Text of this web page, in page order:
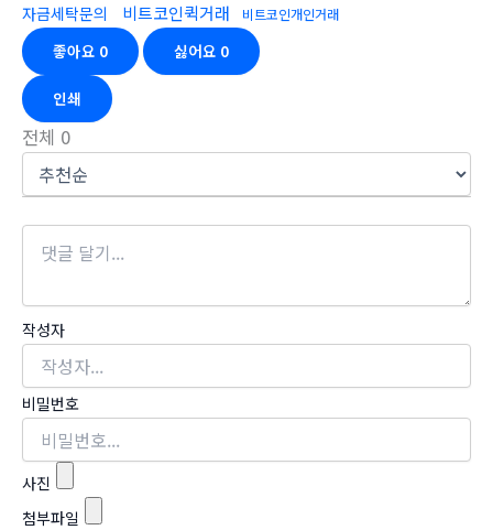
자금세탁문의
비트코인퀵거래 비트코인개인거래
좋아요 0 싫어요 0
인쇄
전체 0
작성자
비밀번호
사진
첨부파일